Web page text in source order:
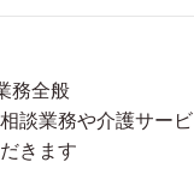
務全般
談業務や介護サービ
きます